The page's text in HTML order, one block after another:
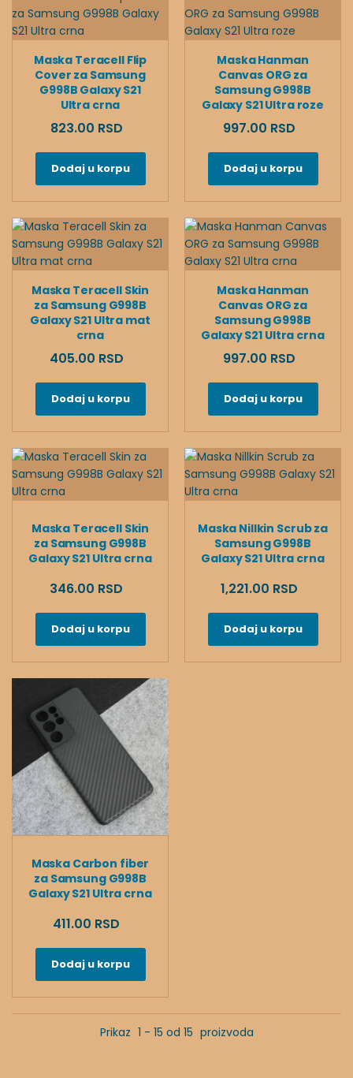
Maska Teracell Flip
Cover za Samsung
G998B Galaxy S21
Ultra crna
823.00 RSD
Dodaj u korpu
Maska Hanman
Canvas ORG za
Samsung G998B
Galaxy S21 Ultra roze
997.00 RSD
Dodaj u korpu
Maska Teracell Skin
za Samsung G998B
Galaxy S21 Ultra mat
crna
405.00 RSD
Dodaj u korpu
Maska Hanman
Canvas ORG za
Samsung G998B
Galaxy S21 Ultra crna
997.00 RSD
Dodaj u korpu
Maska Teracell Skin
za Samsung G998B
Galaxy S21 Ultra crna
346.00 RSD
Dodaj u korpu
Maska Nillkin Scrub za
Samsung G998B
Galaxy S21 Ultra crna
1,221.00 RSD
Dodaj u korpu
Maska Carbon fiber
za Samsung G998B
Galaxy S21 Ultra crna
411.00 RSD
Dodaj u korpu
Prikaz 1 - 15 od 15 proizvoda